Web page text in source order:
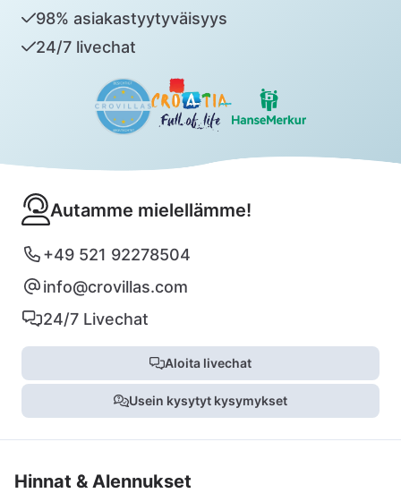
98% asiakastyytyväisyys
24/7 livechat
Autamme mielellämme!
+49 521 92278504
info@crovillas.com
24/7 Livechat
Aloita livechat
Usein kysytyt kysymykset
Hinnat & Alennukset